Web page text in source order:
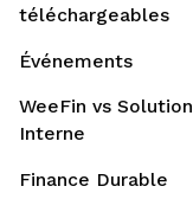
téléchargeables
Événements
WeeFin vs Solution
Interne
Finance Durable